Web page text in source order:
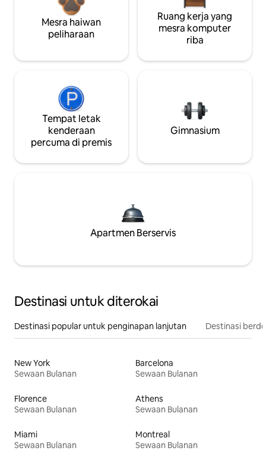
Mesra haiwan
peliharaan
Ruang kerja yang
mesra komputer
riba
Tempat letak
kenderaan
percuma di premis
Gimnasium
Apartmen Berservis
Destinasi untuk diterokai
Destinasi popular untuk penginapan lanjutan Destinasi
New York
Sewaan Bulanan
Barcelona
Sewaan Bulanan
Florence
Sewaan Bulanan
Athens
Sewaan Bulanan
Miami
Sewaan Bulanan
Montreal
Sewaan Bulanan